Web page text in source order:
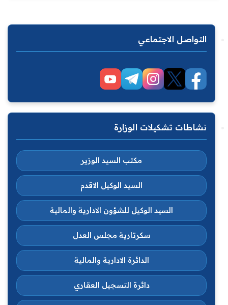
التواصل الاجتماعي
نشاطات تشكيلات الوزارة
مكتب السيد الوزير
السيد الوكيل الاقدم
السيد الوكيل للشؤون الادارية والمالية
سكرتارية مجلس العدل
الدائرة الادارية والمالية
دائرة التسجيل العقاري